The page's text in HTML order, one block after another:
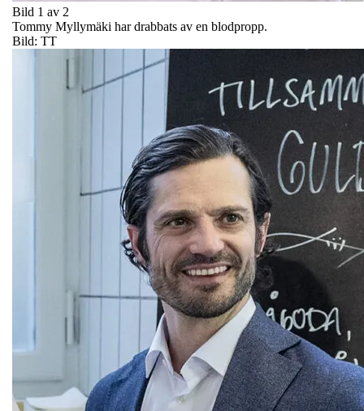
Bild 1 av 2
Tommy Myllymäki har drabbats av en blodpropp.
Bild: TT